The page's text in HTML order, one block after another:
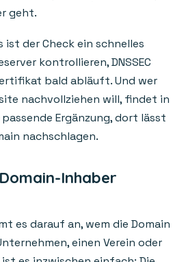
geht.
ist der Check ein schnelles
kontrollieren, DNSSEC
bald abläuft. Und wer
nachvollziehen will, findet in
Ergänzung, dort lässt
nachschlagen.
Inhaber
es darauf an, wem die Domain
einen Verein oder